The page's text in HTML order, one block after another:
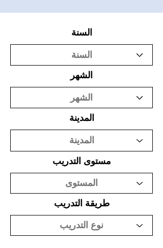
السنة
الشهر
المدينة
مستوى التدريب
طريقة التدريب